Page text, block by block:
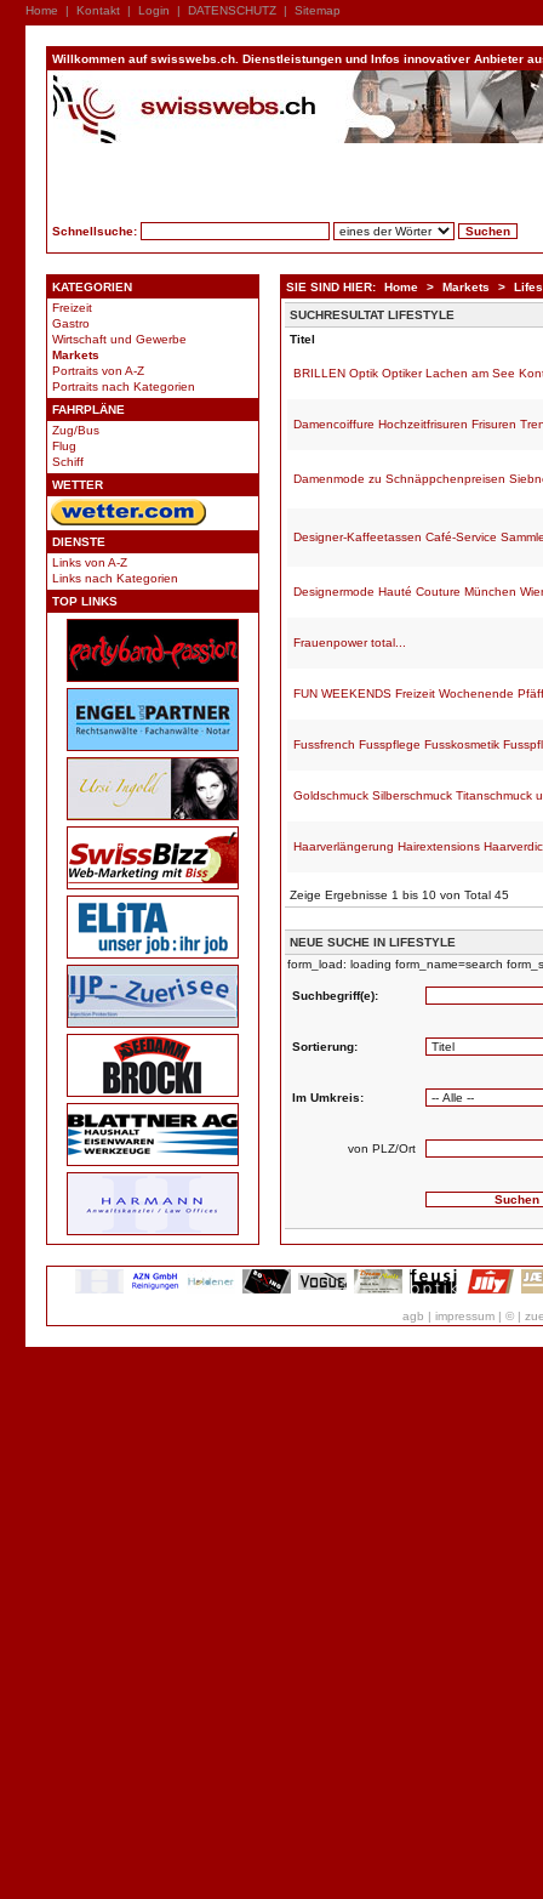
Home | Kontakt | Login | DATENSCHUTZ | Sitemap
Willkommen auf swisswebs.ch. Dienstleistungen und Infos innovativer Anbieter
Schnellsuche:
KATEGORIEN
Freizeit
Gastro
Wirtschaft und Gewerbe
Markets
Portraits von A-Z
Portraits nach Kategorien
FAHRPLÄNE
Zug/Bus
Flug
Schiff
WETTER
DIENSTE
Links von A-Z
Links nach Kategorien
TOP LINKS
SIE SIND HIER: Home > Markets >
SUCHRESULTAT LIFESTYLE
Titel
BRILLEN Optik Optiker Lachen am See
Damencoiffure Hochzeitfrisuren Frisuren
Damenmode zu Schnäppchenpreisen
Designer-Kaffeetassen Café-Service
Designermode Hauté Couture München
Frauenpower total...
FUN WEEKENDS Freizeit Wochenende
Fussfrench Fusspflege Fusskosmetik
Goldschmuck Silberschmuck Titanschmuck
Haarverlängerung Hairextensions
Zeige Ergebnisse 1 bis 10 von Total 45
NEUE SUCHE IN LIFESTYLE
form_load: loading form_name=search
Suchbegriff(e):
Sortierung:
Im Umkreis:
von PLZ/Ort
agb | impressum | © |